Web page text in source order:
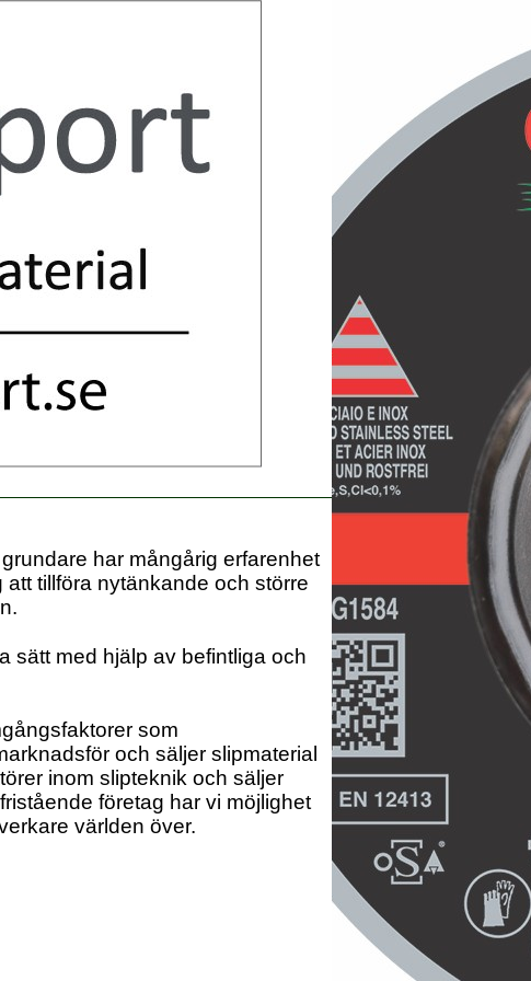
har mångårig erfarenhet
tillföra nytänkande och större
sätt med hjälp av befintliga och
som
och säljer slipmaterial
inom slipteknik och säljer
företag har vi möjlighet
världen över.